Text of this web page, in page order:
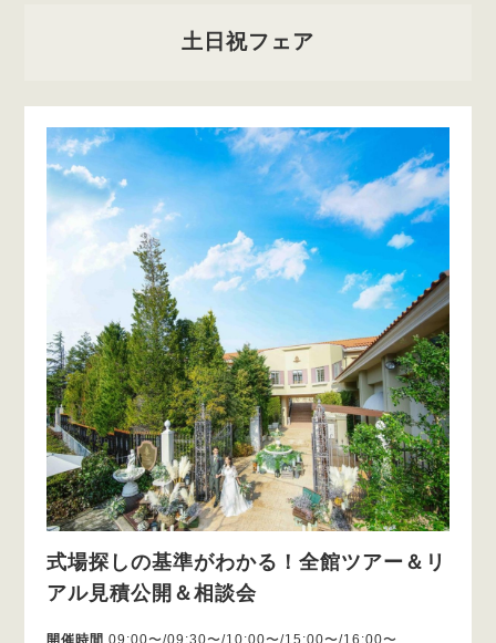
土日祝フェア
式場探しの基準がわかる！全館ツアー＆リ
アル見積公開＆相談会
開催時間 09:00〜/09:30〜/10:00〜/15:00〜/16:00〜